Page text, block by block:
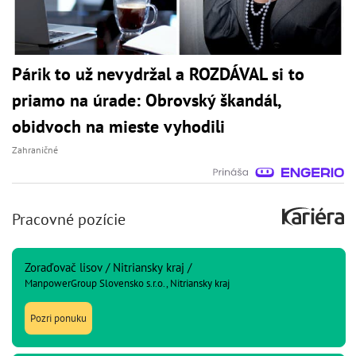
Párik to už nevydržal a ROZDÁVAL si to
priamo na úrade: Obrovský škandál,
obidvoch na mieste vyhodili
Zahraničné
Pracovné pozície
Zoraďovač lisov / Nitriansky kraj /
ManpowerGroup Slovensko s.r.o., Nitriansky kraj
Pozri ponuku